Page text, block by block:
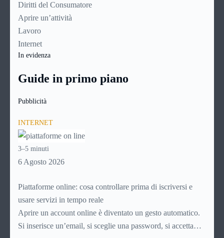
Diritti del Consumatore
Aprire un’attività
Lavoro
Internet
In evidenza
Guide in primo piano
Pubblicità
INTERNET
3–5 minuti
6 Agosto 2026
Piattaforme online: cosa controllare prima di iscriversi e
usare servizi in tempo reale
Aprire un account online è diventato un gesto automatico.
Si inserisce un’email, si sceglie una password, si accetta